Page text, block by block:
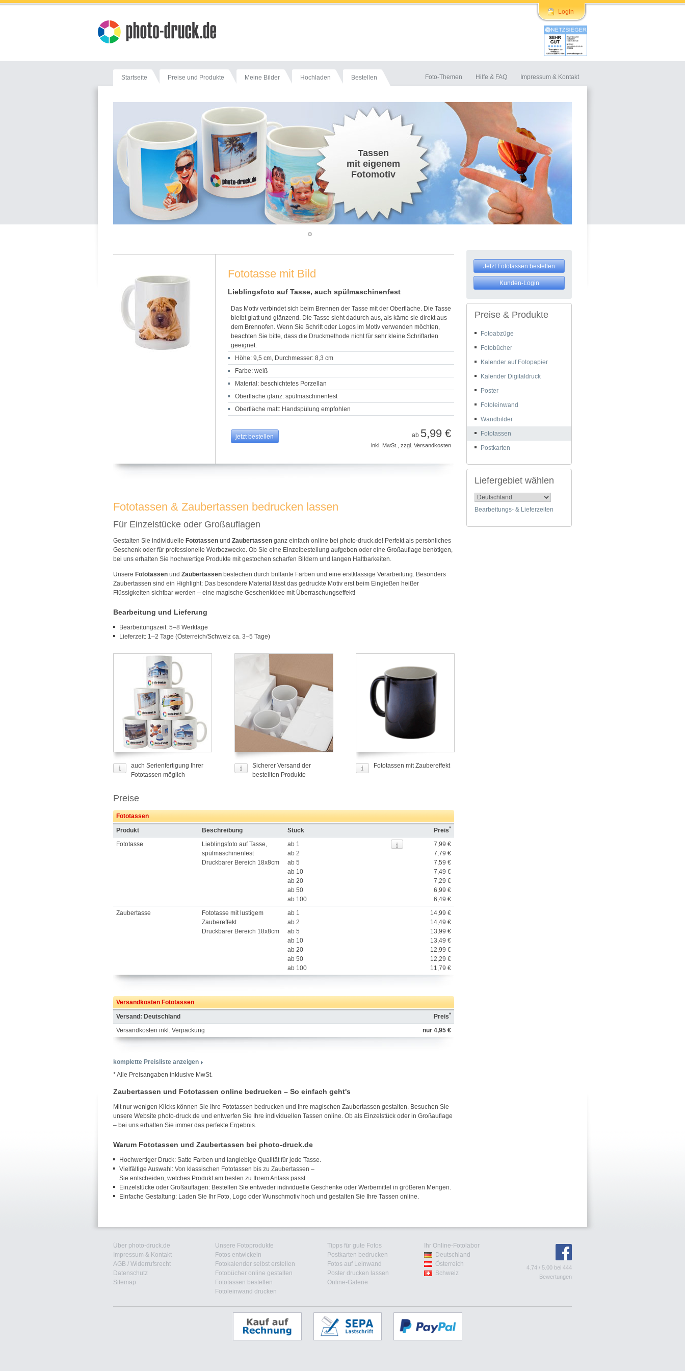
Login
Startseite Preise und Produkte Meine Bilder Hochladen Bestellen Foto-Themen Hilfe & FAQ Impressum & Kontakt
Tassen
mit eigenem
Fotomotiv
Fototasse mit Bild
Lieblingsfoto auf Tasse, auch spülmaschinenfest
Das Motiv verbindet sich beim Brennen der Tasse mit der Oberfläche. Die Tasse
bleibt glatt und glänzend. Die Tasse sieht dadurch aus, als käme sie direkt aus
dem Brennofen. Wenn Sie Schrift oder Logos im Motiv verwenden möchten,
beachten Sie bitte, dass die Druckmethode nicht für sehr kleine Schriftarten
geeignet.
Höhe: 9,5 cm, Durchmesser: 8,3 cm
Farbe: weiß
Material: beschichtetes Porzellan
Oberfläche glanz: spülmaschinenfest
Oberfläche matt: Handspülung empfohlen
jetzt bestellen ab 5,99 €
inkl. MwSt., zzgl. Versandkosten
Fototassen & Zaubertassen bedrucken lassen
Für Einzelstücke oder Großauflagen
Gestalten Sie individuelle Fototassen und Zaubertassen ganz einfach online bei photo-druck.de! Perfekt als persönliches
Geschenk oder für professionelle Werbezwecke. Ob Sie eine Einzelbestellung aufgeben oder eine Großauflage benötigen,
bei uns erhalten Sie hochwertige Produkte mit gestochen scharfen Bildern und langen Haltbarkeiten.
Unsere Fototassen und Zaubertassen bestechen durch brillante Farben und eine erstklassige Verarbeitung. Besonders
Zaubertassen sind ein Highlight: Das besondere Material lässt das gedruckte Motiv erst beim Eingießen heißer
Flüssigkeiten sichtbar werden – eine magische Geschenkidee mit Überraschungseffekt!
Bearbeitung und Lieferung
Bearbeitungszeit: 5–8 Werktage
Lieferzeit: 1–2 Tage (Österreich/Schweiz ca. 3–5 Tage)
auch Serienfertigung Ihrer
Fototassen möglich
Sicherer Versand der
bestellten Produkte
Fototassen mit Zaubereffekt
Jetzt Fototassen bestellen
Kunden-Login
Preise & Produkte
Fotoabzüge
Fotobücher
Kalender auf Fotopapier
Kalender Digitaldruck
Poster
Fotoleinwand
Wandbilder
Fototassen
Postkarten
Liefergebiet wählen
Bearbeitungs- & Lieferzeiten
Preise
Fototassen
Produkt
Beschreibung Stück Preis*
Fototasse
Lieblingsfoto auf Tasse,
spülmaschinenfest
Druckbarer Bereich 18x8cm
ab 1
ab 2
ab 5
ab 10
ab 20
ab 50
ab 100
7,99 €
7,79 €
7,59 €
7,49 €
7,29 €
6,99 €
6,49 €
Zaubertasse
Fototasse mit lustigem
Zaubereffekt
Druckbarer Bereich 18x8cm
ab 1
ab 2
ab 5
ab 10
ab 20
ab 50
ab 100
14,99 €
14,49 €
13,99 €
13,49 €
12,99 €
12,29 €
11,79 €
Versandkosten Fototassen
Versand: Deutschland
Preis*
Versandkosten inkl. Verpackung nur 4,95 €
komplette Preisliste anzeigen
* Alle Preisangaben inklusive MwSt.
Zaubertassen und Fototassen online bedrucken – So einfach geht's
Mit nur wenigen Klicks können Sie Ihre Fototassen bedrucken und Ihre magischen Zaubertassen gestalten. Besuchen Sie
unsere Website photo-druck.de und entwerfen Sie Ihre individuellen Tassen online. Ob als Einzelstück oder in Großauflage
– bei uns erhalten Sie immer das perfekte Ergebnis.
Warum Fototassen und Zaubertassen bei photo-druck.de
Hochwertiger Druck: Satte Farben und langlebige Qualität für jede Tasse.
Vielfältige Auswahl: Von klassischen Fototassen bis zu Zaubertassen –
Sie entscheiden, welches Produkt am besten zu Ihrem Anlass passt.
Einzelstücke oder Großauflagen: Bestellen Sie entweder individuelle Geschenke oder Werbemittel in größeren Mengen.
Einfache Gestaltung: Laden Sie Ihr Foto, Logo oder Wunschmotiv hoch und gestalten Sie Ihre Tassen online.
Über photo-druck.de
Impressum & Kontakt
AGB / Widerrufsrecht
Datenschutz
Sitemap
Unsere Fotoprodukte
Fotos entwickeln
Fotokalender selbst erstellen
Fotobücher online gestalten
Fototassen bestellen
Fotoleinwand drucken
Tipps für gute Fotos
Postkarten bedrucken
Fotos auf Leinwand
Poster drucken lassen
Online-Galerie
Ihr Online-Fotolabor
Deutschland
Österreich
Schweiz
4.74 / 5.00 bei 444
Bewertungen